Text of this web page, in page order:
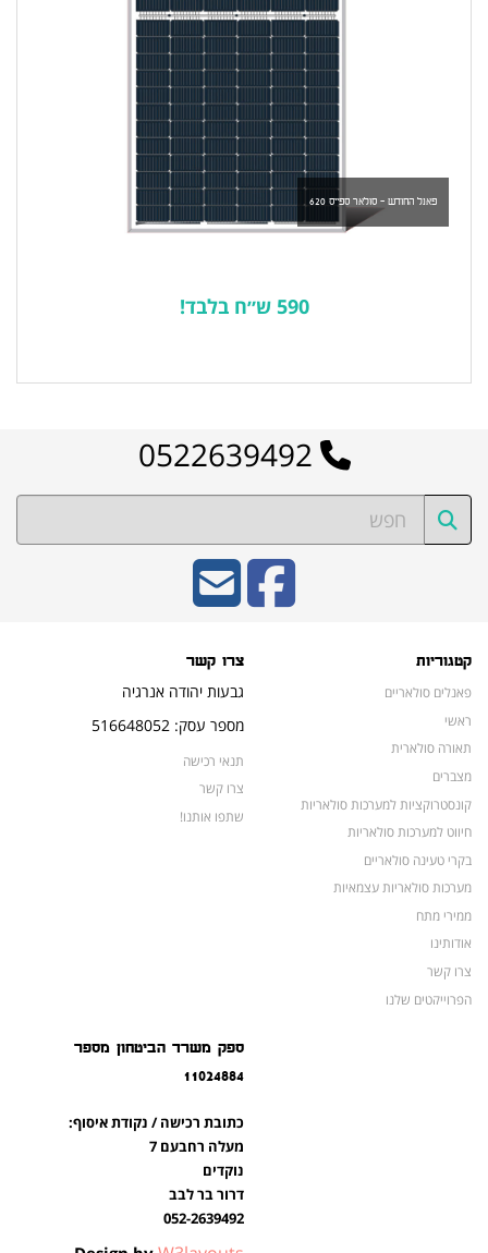
פאנל החודש - סולאר ספייס 620
590 ש״ח בלבד!
קטגוריות
פאנלים סולאריים
ראשי
תאורה סולארית
מצברים
קונסטרוקציות למערכות סולאריות
חיווט למערכות סולאריות
בקרי טעינה סולאריים
מערכות סולאריות עצמאיות
ממירי מתח
אודותינו
צרו קשר
הפרוייקטים שלנו
צרו קשר
גבעות יהודה אנרגיה
מספר עסק: 516648052
תנאי רכישה
צרו קשר
שתפו אותנו!
ספק משרד הביטחון מספר
11024884
כתובת רכישה / נקודת איסוף:
מעלה רחבעם 7
נוקדים
דרור בר לבב
052-2639492